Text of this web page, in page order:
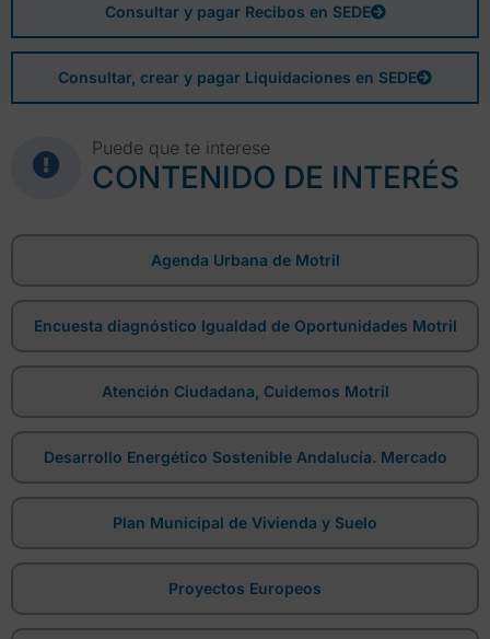
Consultar y pagar Recibos en SEDE
Consultar, crear y pagar Liquidaciones en SEDE
Puede que te interese
CONTENIDO DE INTERÉS
Agenda Urbana de Motril
Encuesta diagnóstico Igualdad de Oportunidades Motril
Atención Ciudadana, Cuidemos Motril
Desarrollo Energético Sostenible Andalucía. Mercado
Plan Municipal de Vivienda y Suelo
Proyectos Europeos